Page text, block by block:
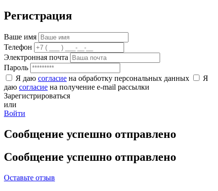
Регистрация
Ваше имя
Телефон
Электронная почта
Пароль
Я даю согласие на обработку персональных данных
Я
даю согласие на получение e-mail рассылки
Зарегистрироваться
или
Войти
Сообщение успешно отправлено
Сообщение успешно отправлено
Оставьте отзыв